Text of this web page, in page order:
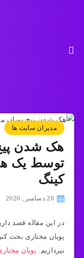
مدیران سایت ها
هک شدن
توسط یک
کینگ
20 دسامبر , 2020
در این مقاله قصد
پویان مختاری بحث
بپردازیم. پویان